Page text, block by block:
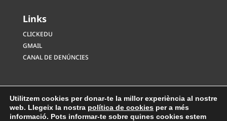
Links
CLICKEDU
GMAIL
CANAL DE DENÚNCIES
Utilitzem cookies per donar-te la millor experiència al nostre
web. Llegeix la nostra política de cookies per a més
informació. Pots informar-te sobre quines cookies estem